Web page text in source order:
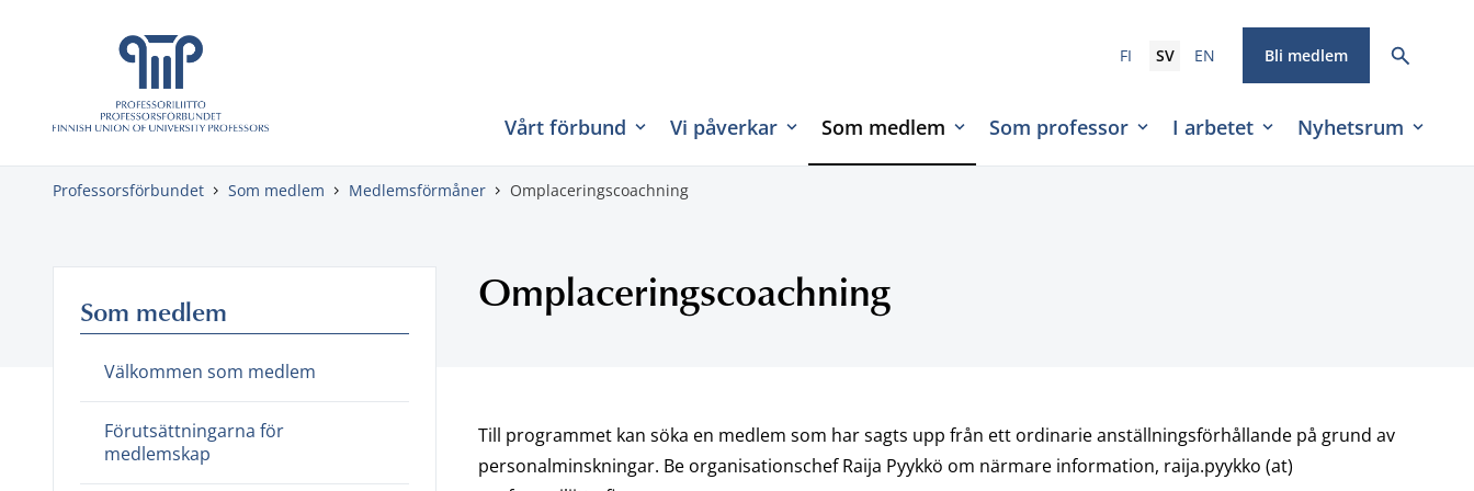
Gå direkt till innehåll
FI SV EN Bli medlem
Vårt förbund Vi påverkar Som medlem Som professor I arbetet Nyhetsrum
Professorsförbundet Som medlem Medlemsförmåner Omplaceringscoachning
Omplaceringscoachning
Till programmet kan söka en medlem som har sagts upp från ett ordinarie anställningsförhållande på grund av
personalminskningar. Be organisationschef Raija Pyykkö om närmare information, raija.pyykko (at)
Som medlem
Välkommen som medlem
Förutsättningarna för
medlemskap